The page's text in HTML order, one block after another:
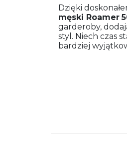
Dzięki
męski Roamer
garderoby,
styl. Niech czas
bardziej